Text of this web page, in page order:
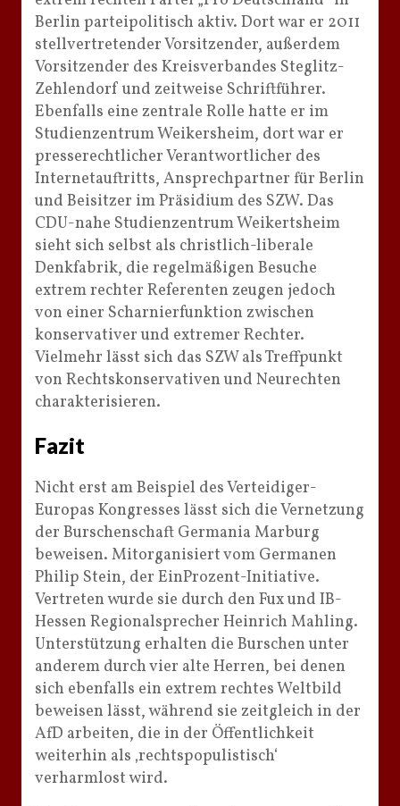
Berlin parteipolitisch aktiv. Dort war er 2011
stellvertretender Vorsitzender, außerdem
Vorsitzender des Kreisverbandes Steglitz-
Zehlendorf und zeitweise Schriftführer.
Ebenfalls eine zentrale Rolle hatte er im
Studienzentrum Weikersheim, dort war er
presserechtlicher Verantwortlicher des
Internetauftritts, Ansprechpartner für Berlin
und Beisitzer im Präsidium des SZW. Das
CDU-nahe Studienzentrum Weikertsheim
sieht sich selbst als christlich-liberale
Denkfabrik, die regelmäßigen Besuche
extrem rechter Referenten zeugen jedoch
von einer Scharnierfunktion zwischen
konservativer und extremer Rechter.
Vielmehr lässt sich das SZW als Treffpunkt
von Rechtskonservativen und Neurechten
charakterisieren.
Fazit
Nicht erst am Beispiel des Verteidiger-
Europas Kongresses lässt sich die Vernetzung
der Burschenschaft Germania Marburg
beweisen. Mitorganisiert vom Germanen
Philip Stein, der EinProzent-Initiative.
Vertreten wurde sie durch den Fux und IB-
Hessen Regionalsprecher Heinrich Mahling.
Unterstützung erhalten die Burschen unter
anderem durch vier alte Herren, bei denen
sich ebenfalls ein extrem rechtes Weltbild
beweisen lässt, während sie zeitgleich in der
AfD arbeiten, die in der Öffentlichkeit
weiterhin als ‚rechtspopulistisch‘
verharmlost wird.